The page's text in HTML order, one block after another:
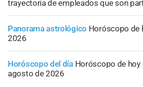
trayectoria de empleados que son
Panorama astrológico Horóscopo de
2026
Horóscopo del día Horóscopo de hoy
agosto de 2026